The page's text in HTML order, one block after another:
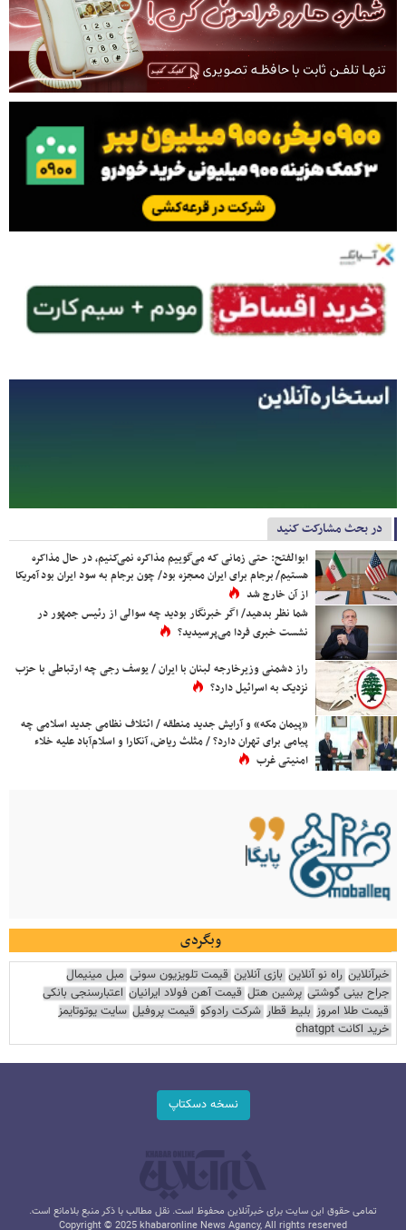
در بحث مشارکت کنید
ابوالفتح: حتی زمانی که می‌گوییم مذاکره نمی‌کنیم، در حال مذاکره
هستیم/ برجام برای ایران معجزه بود/ چون برجام به سود ایران بود آمریکا
از آن خارج شد
شما نظر بدهید/ اگر خبرنگار بودید چه سوالی از رئیس جمهور در
نشست خبری فردا می‌پرسیدید؟
راز دشمنی وزیرخارجه لبنان با ایران / یوسف رجی چه ارتباطی با حزب
نزدیک به اسرائیل دارد؟
«پیمان مکه» و آرایش جدید منطقه / ائتلاف نظامی جدید اسلامی چه
پیامی برای تهران دارد؟ / مثلث ریاض، آنکارا و اسلام‌آباد علیه خلاء
امنیتی غرب
وبگردی
خبرآنلاین راه نو آنلاین بازی آنلاین قیمت تلویزیون سونی مبل مینیمال
جراح بینی گوشتی پرشین هتل قیمت آهن فولاد ایرانیان اعتبارسنجی بانکی
قیمت طلا امروز بلیط قطار شرکت رادوکو قیمت پروفیل سایت یوتوتایمز
خرید اکانت chatgpt
نسخه دسکتاپ
تمامی حقوق این سایت برای خبرآنلاین محفوظ است. نقل مطالب با ذکر منبع بلامانع است.
Copyright © 2025 khabaronline News Agancy, All rights reserved